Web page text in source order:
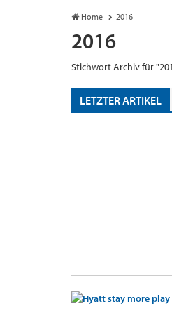
Home 2016
2016
Stichwort Archiv für
LETZTER ARTIKEL